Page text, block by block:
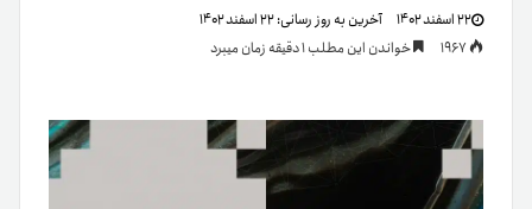
۲۲ اسفند ۱۴۰۲ آخرین به روز رسانی:۲۲ اسفند ۱۴۰۲
خواندن این مطلب 1 دقیقه زمان میبرد